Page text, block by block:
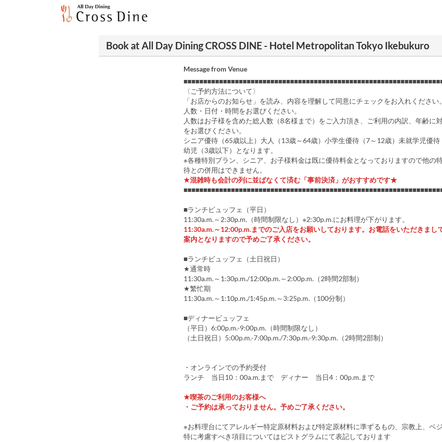
Book at All Day Dining CROSS DINE - Hotel Metropolitan Tokyo Ikebukuro
Message from Venue
〈ご予約方法について〉
「お店からのお知らせ」を読み、内容を理解して同意にチェックをお入れください。
人数・日付・時間をお選びください。
人数はお子様を含めた総人数（8名様まで）をご入力頂き、ご利用の内訳、年齢に
をお選びください。
シニア優待（65歳以上）大人（13歳～64歳）小学生優待（7～12歳）未就学児優待
幼児（3歳以下）となります。
※各種特別プラン、シニア、お子様料金は既に優待料金となっておりますので他の
待との併用はできません。
★混雑時も会計の列に並ばなくて済む「事前決済」がおすすめです★
■ランチビュッフェ（平日）
11:30a.m.～2:30p.m.（時間制限なし）※2:30p.m.にお料理が下がります。
11:30a.m.～12:00p.m.までのご入店をお願いしております。お電話をいただきまし
案内となりますので予めご了承ください。
■ランチビュッフェ（土日祝日）
★通常時
11:30a.m.～1:30p.m./12:00p.m.～2:00p.m.（2時間2部制）
★繁忙期
11:30a.m.～1:10p.m./1:45p.m.～3:25p.m.（100分制）
■ディナービュッフェ
（平日）6:00p.m.-9:00p.m.（時間制限なし）
（土日祝日）5:00p.m.-7:00p.m./7:30p.m.-9:30p.m.（2時間2部制）
・オンラインでの予約受付
ランチ 当日10：00a.m.まで ディナー 当日4：00p.m.まで
★喫茶のご利用のお客様へ
・ご予約は承っておりません。予めご了承ください。
※お料理台にてアレルギー特定原材料および特定原材料に準ずるもの、宗教上、ベ
特に考慮すべき項目についてはピストグラムにて表記しております